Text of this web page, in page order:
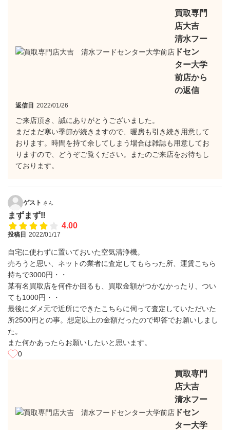
買取専門
店大吉
清水フー
ドセン
ター大学
前店から
の返信
返信日 2022/01/26
ご来店頂き、誠にありがとうございました。
まだまだ寒い季節が続きますので、暖房も引き続き用意して
おります。時間を持て余してしまう場合は雑誌も用意してお
りますので、どうぞご覧ください。またのご来店をお待ちし
ております。
ゲスト さん
まずまず‼︎
4.00
投稿日 2022/01/17
自宅に使わずに置いておいた空気清浄機。
売ろうと思い、ネットの業者に査定してもらった所、運賃こちら
持ちで3000円・・
某有名買取店を何件か回るも、買取金額がつかなかったり、つい
ても1000円・・
最後にダメ元で近所にできたこちらに伺って査定していただいた
所2500円との事。想定以上の金額だったので即答でお願いしまし
た。
また何かあったらお願いしたいと思います。
0
買取専門
店大吉
清水フー
ドセン
ター大学